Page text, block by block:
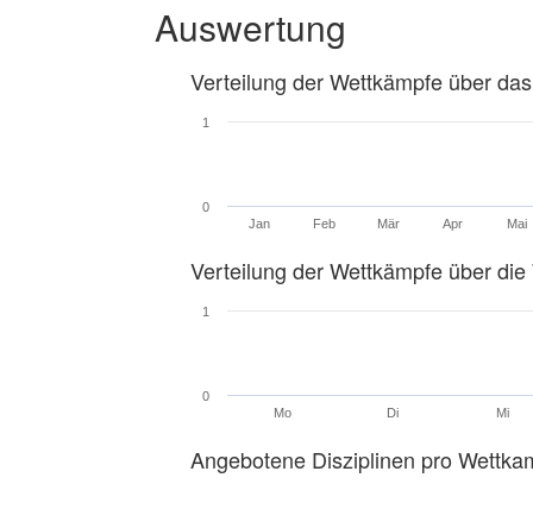
Auswertung
Verteilung der Wettkämpfe über
Jan Feb Mär Apr Mai
0
1
Verteilung der Wettkämpfe über die
Mo Di Mi
0
1
Angebotene Disziplinen pro